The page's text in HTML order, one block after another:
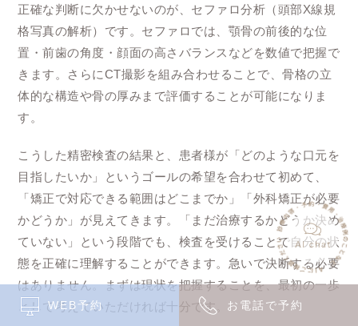
正確な判断に欠かせないのが、セファロ分析（頭部X線規
格写真の解析）です。セファロでは、顎骨の前後的な位
置・前歯の角度・顔面の高さバランスなどを数値で把握で
きます。さらにCT撮影を組み合わせることで、骨格の立
体的な構造や骨の厚みまで評価することが可能になりま
す。
こうした精密検査の結果と、患者様が「どのような口元を
目指したいか」というゴールの希望を合わせて初めて、
「矯正で対応できる範囲はどこまでか」「外科矯正が必要
かどうか」が見えてきます。「まだ治療するかどうか決め
ていない」という段階でも、検査を受けることで自分の状
態を正確に理解することができます。急いで決断する必要
はありません。まずは現状を把握することを、最初の一歩
として考えていただければ十分です。
WEB予約 お電話で予約